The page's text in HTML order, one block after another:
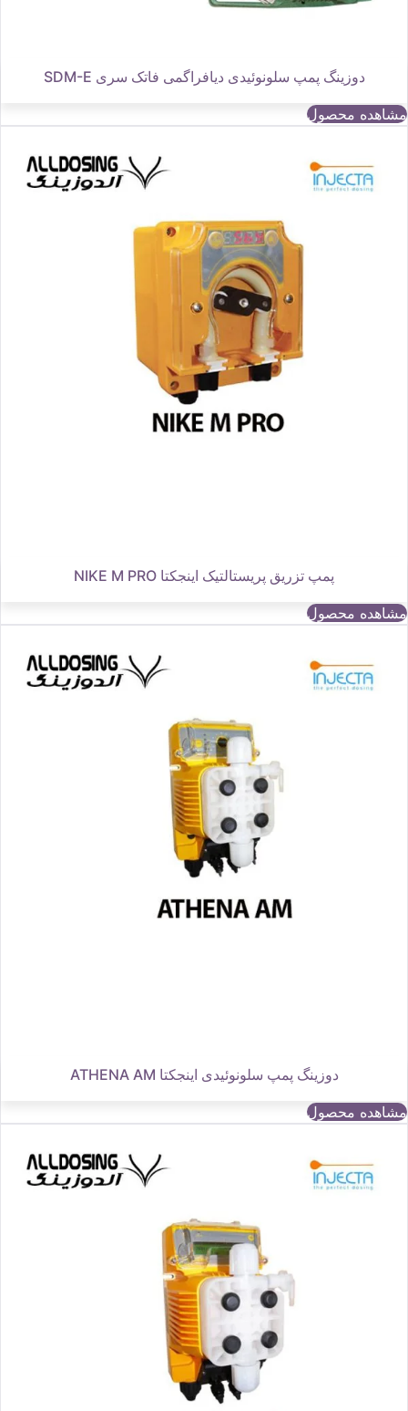
دوزینگ پمپ سلونوئیدی دیافراگمی فاتک سری SDM-E
مشاهده محصول
پمپ تزریق پریستالتیک اینجکتا NIKE M PRO
مشاهده محصول
دوزینگ پمپ سلونوئیدی اینجکتا ATHENA AM
مشاهده محصول